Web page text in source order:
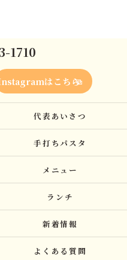
1710
はこちら
代表あいさつ
手打ちパスタ
メニュー
ランチ
新着情報
よくある質問